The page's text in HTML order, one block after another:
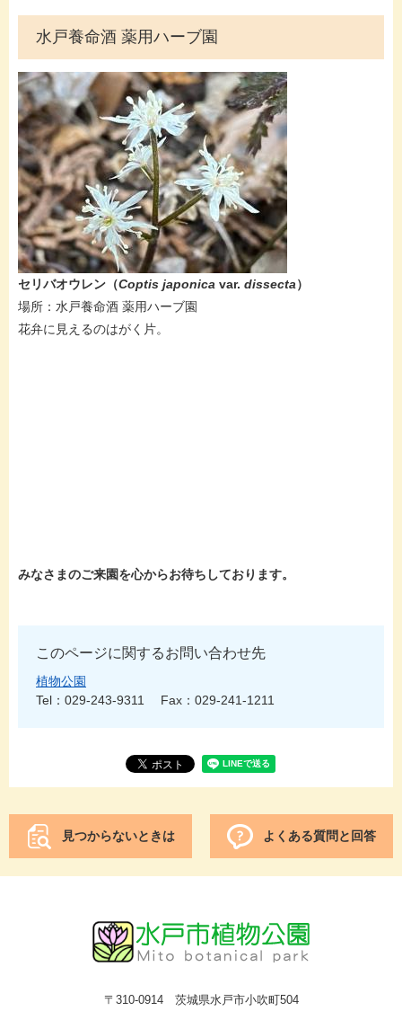
水戸養命酒 薬用ハーブ園
セリバオウレン（Coptis japonica var. dissecta​）
場所：水戸養命酒 薬用ハーブ園
花弁に見えるのはがく片。
みなさまのご来園を心からお待ちしております。
このページに関するお問い合わせ先
植物公園
Tel：029-243-9311
Fax：029-241-1211
見つからないときは よくある質問と回答
〒310-0914 茨城県水戸市小吹町504